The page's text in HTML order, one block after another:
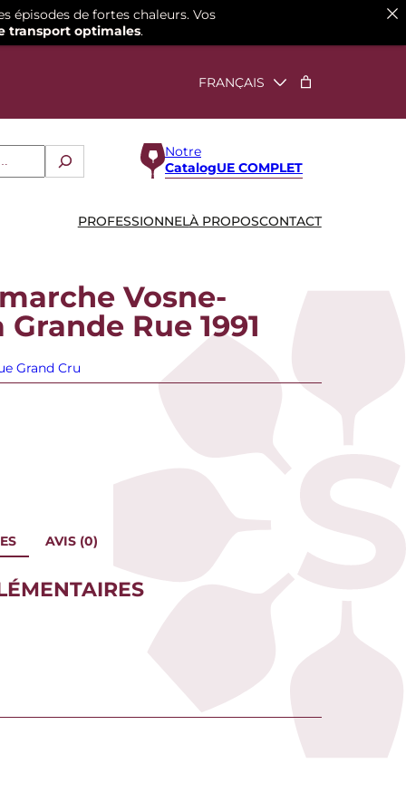
Notre
CatalogUE COMPLET
PROFESSIONNELÀ PROPOSCONTACT
Vosne-
Rue 1991
Grand Cru
AVIS (0)
épisodes de fortes chaleurs. Vos
transport optimales.